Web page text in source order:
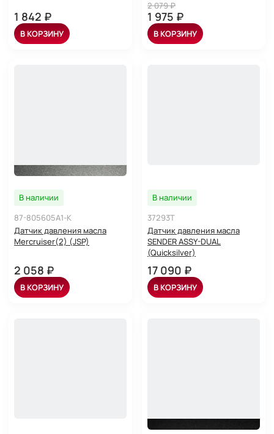
1 842 ₽
В КОРЗИНУ
2 079 ₽
1 975 ₽
В КОРЗИНУ
В наличии
87-805605A1-K
Датчик давления масла
Mercruiser(2) (JSP)
2 058 ₽
В КОРЗИНУ
В наличии
37293T
Датчик давления масла
SENDER ASSY-DUAL
(Quicksilver)
17 090 ₽
В КОРЗИНУ